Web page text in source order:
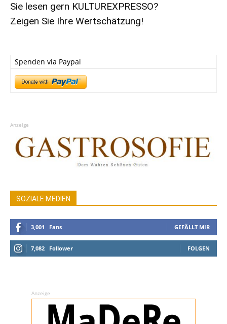
Sie lesen gern KULTUREXPRESSO?
Zeigen Sie Ihre Wertschätzung!
Spenden via Paypal
Anzeige
SOZIALE MEDIEN
3,001 Fans GEFÄLLT MIR
7,082 Follower FOLGEN
Anzeige